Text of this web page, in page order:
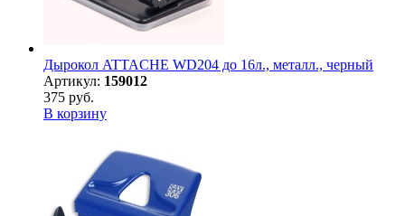
Дырокол ATTACHE WD204 до 16л., металл., черный
Артикул: 159012
375 руб.
В корзину